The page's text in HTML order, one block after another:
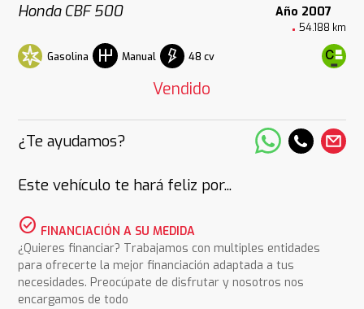
Honda CBF 500 Año 2007
54.188 km
Gasolina Manual 48 cv
Vendido
¿Te ayudamos?
Este vehículo te hará feliz por...
check_circle FINANCIACIÓN A SU MEDIDA
¿Quieres financiar? Trabajamos con multiples entidades
para ofrecerte la mejor financiación adaptada a tus
necesidades. Preocúpate de disfrutar y nosotros nos
encargamos de todo